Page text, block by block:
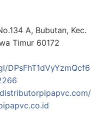
A, Bubutan, Kec.
Timur 60172
DPsFhT1dVyYzmQcf6